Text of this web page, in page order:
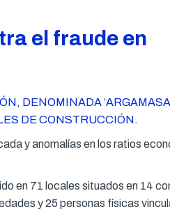
el fraude en
DENOMINADA
DE CONSTRUCCIÓN.
y anomalías en los ratios
en 71 locales situados en 14
y 25 personas físicas